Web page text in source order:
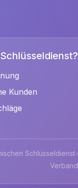
Kunden
Schlüsseldienst-
Verband